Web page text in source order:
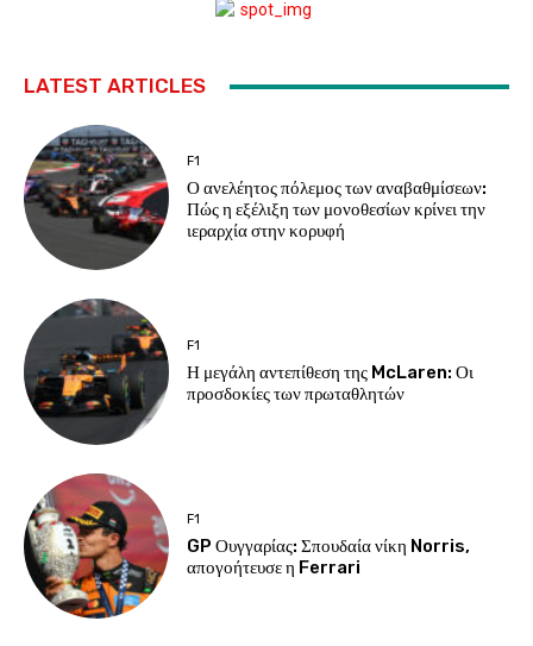
LATEST ARTICLES
F1
Ο ανελέητος πόλεμος των αναβαθμίσεων:
Πώς η εξέλιξη των μονοθεσίων κρίνει την
ιεραρχία στην κορυφή
F1
Η μεγάλη αντεπίθεση της McLaren: Οι
προσδοκίες των πρωταθλητών
F1
GP Ουγγαρίας: Σπουδαία νίκη Norris,
απογοήτευσε η Ferrari